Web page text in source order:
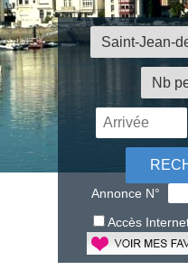
Annonce N°
Accès